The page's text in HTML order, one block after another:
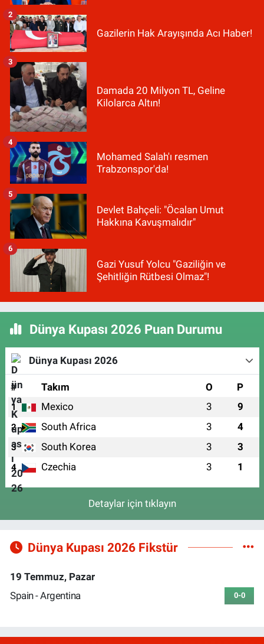
Gazilerin Hak Arayışında Acı Haber!
2
Damada 20 Milyon TL, Geline
Kilolarca Altın!
3
Mohamed Salah'ı resmen
Trabzonspor'da!
4
Devlet Bahçeli: "Öcalan Umut
Hakkına Kavuşmalıdır"
5
Gazi Yusuf Yolcu "Gaziliğin ve
Şehitliğin Rütbesi Olmaz"!
6
Dünya Kupası 2026 Puan Durumu
Dünya Kupası 2026
# Takım O P
1 Mexico 3 9
2 South Africa 3 4
3 South Korea 3 3
4 Czechia 3 1
Detaylar için tıklayın
Dünya Kupası 2026 Fikstür
19 Temmuz, Pazar
Spain - Argentina
0-0